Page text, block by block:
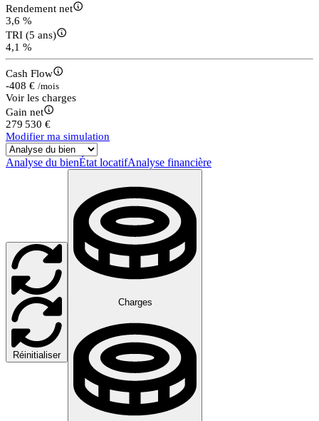
Rendement net
3,6 %
TRI (5 ans)
4,1 %
Cash Flow
-408 € /mois
Voir les charges
Gain net
279 530 €
Modifier ma simulation
Analyse du bienÉtat locatifAnalyse financière
Réinitialiser
Charges